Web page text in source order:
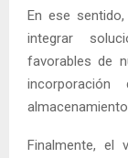
En ese
integrar
favorables de
Finalmente, el